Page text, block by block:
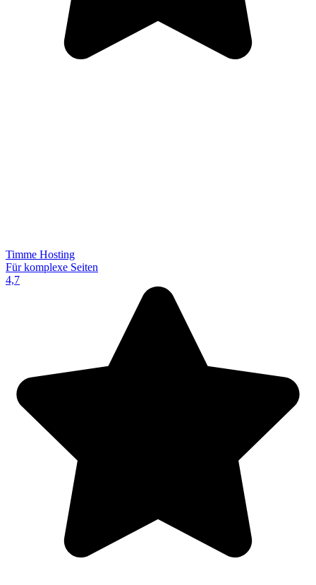
Timme Hosting
Für komplexe Seiten
4,7